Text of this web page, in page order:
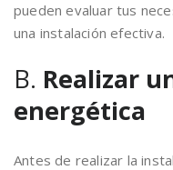
pueden evaluar tus
una instalación efectiva.
B. Realizar
energética
Antes de realizar la